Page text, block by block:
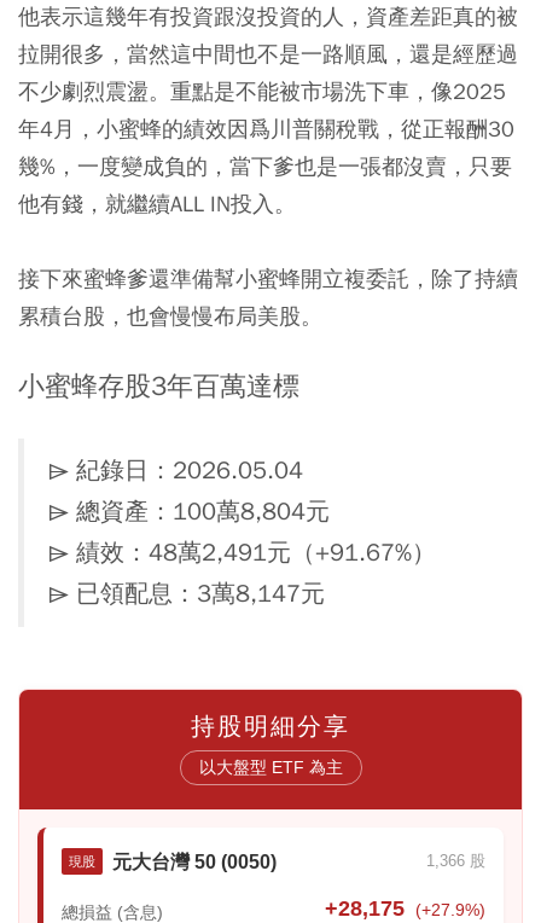
他表示這幾年有投資跟沒投資的人，資產差距真的被
拉開很多，當然這中間也不是一路順風，還是經歷過
不少劇烈震盪。重點是不能被市場洗下車，像2025
年4月，小蜜蜂的績效因爲川普關稅戰，從正報酬30
幾%，一度變成負的，當下爹也是一張都沒賣，只要
他有錢，就繼續ALL IN投入。
接下來蜜蜂爹還準備幫小蜜蜂開立複委託，除了持續
累積台股，也會慢慢布局美股。
小蜜蜂存股3年百萬達標
⌲ 紀錄日：2026.05.04
⌲ 總資產：100萬8,804元
⌲ 績效：48萬2,491元（+91.67%）
⌲ 已領配息：3萬8,147元
持股明細分享
以大盤型 ETF 為主
現股 元大台灣 50 (0050) 1,366 股
總損益 (含息) +28,175 (+27.9%)